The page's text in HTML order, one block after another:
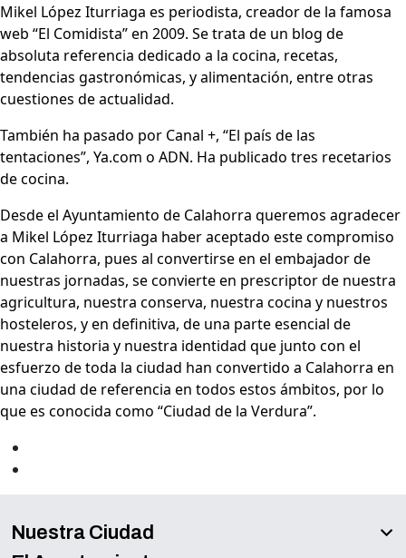
Mikel López Iturriaga es periodista, creador de la famosa
web “El Comidista” en 2009. Se trata de un blog de
absoluta referencia dedicado a la cocina, recetas,
tendencias gastronómicas, y alimentación, entre otras
cuestiones de actualidad.
También ha pasado por Canal +, “El país de las
tentaciones”, Ya.com o ADN. Ha publicado tres recetarios
de cocina.
Desde el Ayuntamiento de Calahorra queremos agradecer
a Mikel López Iturriaga haber aceptado este compromiso
con Calahorra, pues al convertirse en el embajador de
nuestras jornadas, se convierte en prescriptor de nuestra
agricultura, nuestra conserva, nuestra cocina y nuestros
hosteleros, y en definitiva, de una parte esencial de
nuestra historia y nuestra identidad que junto con el
esfuerzo de toda la ciudad han convertido a Calahorra en
una ciudad de referencia en todos estos ámbitos, por lo
que es conocida como “Ciudad de la Verdura”.
Nuestra Ciudad